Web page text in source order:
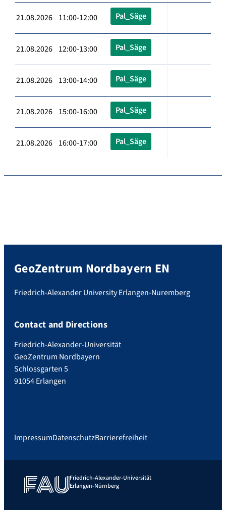
21.08.2026 11:00-12:00 Pal_Säge
21.08.2026 12:00-13:00 Pal_Säge
21.08.2026 13:00-14:00 Pal_Säge
21.08.2026 15:00-16:00 Pal_Säge
21.08.2026 16:00-17:00 Pal_Säge
GeoZentrum Nordbayern EN
Friedrich-Alexander University Erlangen-Nuremberg
Contact and Directions
Friedrich-Alexander-Universität
GeoZentrum Nordbayern
Schlossgarten 5
91054 Erlangen
ImpressumDatenschutzBarrierefreiheit
Friedrich-Alexander-Universität
Erlangen-Nürnberg